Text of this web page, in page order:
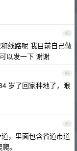
43
线路呢 我目前自己做
以发一下 谢谢
44
岁了回家种地了，眼
45
，里面包含省道市道
。